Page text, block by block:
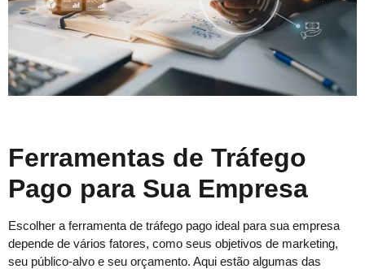
Ferramentas de Tráfego
Pago para Sua Empresa
Escolher a ferramenta de tráfego pago ideal para sua empresa
depende de vários fatores, como seus objetivos de marketing,
seu público-alvo e seu orçamento. Aqui estão algumas das